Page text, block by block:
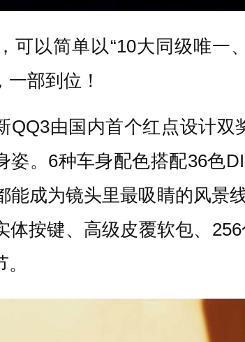
可以简单以“10大同级唯
部到位！
QQ3由国内首个红点设计
姿。6种车身配色搭配36色
能成为镜头里最吸睛的风景
体按键、高级皮覆软包、